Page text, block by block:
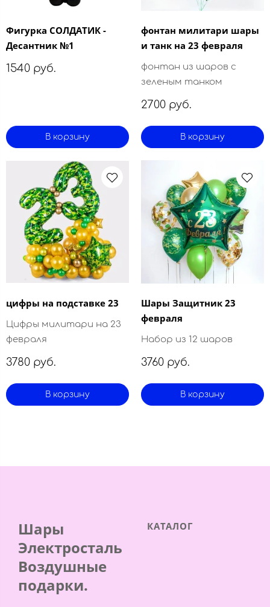
Фигурка СОЛДАТИК -
Десантник №1
1540 руб.
В корзину
фонтан милитари шары
и танк на 23 февраля
фонтан из шаров с
зеленым танком
2700 руб.
В корзину
цифры на подставке 23
Цифры милитари на 23
февраля
3780 руб.
В корзину
Шары Защитник 23
февраля
Набор из 12 шаров
3760 руб.
В корзину
Шары
Электросталь
Воздушные
подарки.
КАТАЛОГ